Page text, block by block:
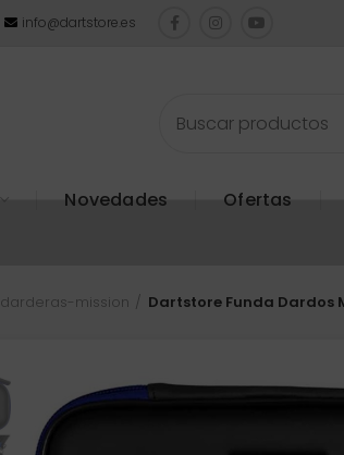
info@dartstore.es
Novedades Ofertas
darderas-mission Dartstore Funda Dardos